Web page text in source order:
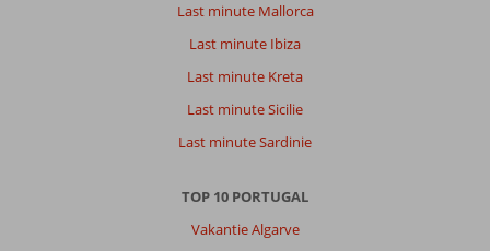
Last minute Mallorca
Last minute Ibiza
Last minute Kreta
Last minute Sicilie
Last minute Sardinie
TOP 10 PORTUGAL
Vakantie Algarve